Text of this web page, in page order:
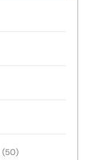
(50)